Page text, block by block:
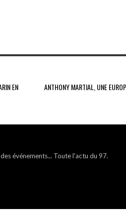
EN
ANTHONY MARTIAL, UNE
événements... Toute l'actu du 97.